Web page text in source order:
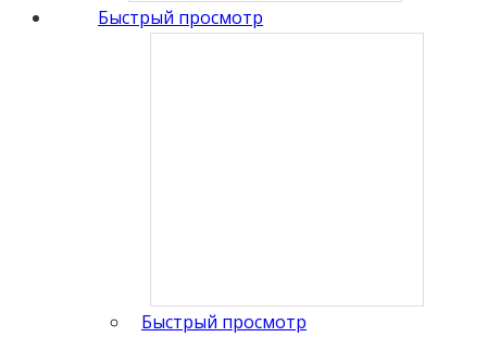
Быстрый просмотр
Быстрый просмотр